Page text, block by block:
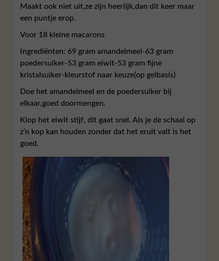
Maakt ook niet uit,ze zijn heerlijk,dan dit keer maar
een puntje erop.
Voor 18 kleine macarons
Ingrediënten: 69 gram amandelmeel-63 gram
poedersuiker-53 gram eiwit-53 gram fijne
kristalsuiker-kleurstof naar keuze(op gelbasis)
Doe het amandelmeel en de poedersuiker bij
elkaar,goed doormengen.
Klop het eiwit stijf, dit gaat snel. Als je de schaal op
z’n kop kan houden zonder dat het eruit valt is het
goed.